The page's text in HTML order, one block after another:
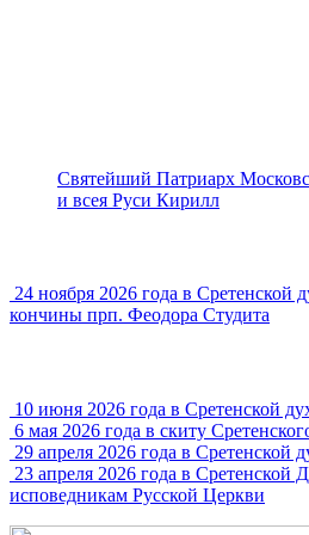
Святейший Патриарх
и всея Руси Кирилл
24 ноября 2026 года в
кончины прп. Феодора Студита
10 июня 2026 года в Сретенской
6 мая 2026 года в скиту
29 апреля 2026 года в Сретенской
23 апреля 2026 года в
исповедникам Русской Церкви